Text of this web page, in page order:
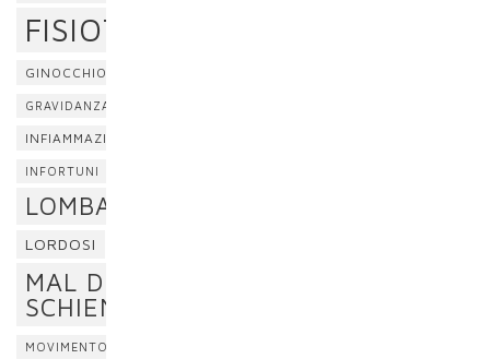
FISIOTERAPIA
GINOCCHIO
GRAVIDANZA
INFIAMMAZIONE
INFORTUNI
LOMBALGIA
LORDOSI
MAL DI
SCHIENA
MOVIMENTO